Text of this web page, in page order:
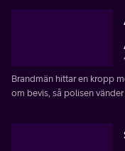
Brandmän hittar en kropp
om bevis, så polisen